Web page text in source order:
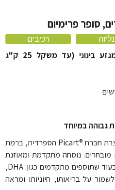
פרימיום
רכיבים
אוכל סופר פרימיום לכלבים מגזע בינוני (עד משקל 25 ק"ג
במיוחד
סופר פרימיום מתוצרת חברת ®Picart הספרדית, ברמת
נוסחה מתקדמת ומאוזנת
תספק לכלב שלך את כל צרכיו, בעוד שתוספים מתקדמים כגון: DHA,
על בריאותו, חיוניותו ומראה